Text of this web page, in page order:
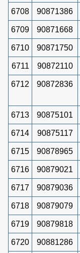
6708 90871386
6709 90871668
6710 90871750
6711 90872110
6712 90872836
6713 90875101
6714 90875117
6715 90878965
6716 90879021
6717 90879036
6718 90879079
6719 90879818
6720 90881286